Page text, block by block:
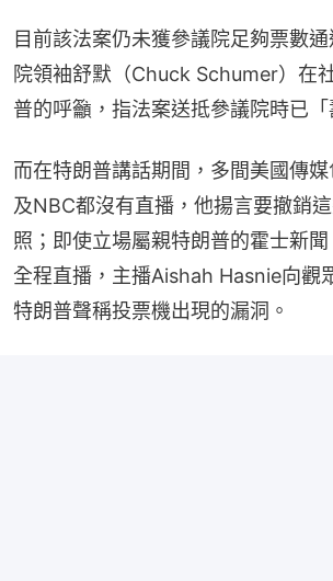
目前該法案仍未獲參議院足夠票數
院領袖舒默（Chuck Schumer）在
普的呼籲，指法案送抵參議院時已「
而在特朗普講話期間，多間美國傳
及NBC都沒有直播，他揚言要撤銷
照；即使立場屬親特朗普的霍士新聞
全程直播，主播Aishah Hasnie向觀
特朗普聲稱投票機出現的漏洞。